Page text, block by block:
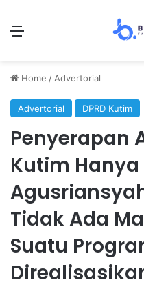
Menu
Home / Advertorial
Advertorial DPRD Kutim
Penyerapan
Kutim Hanya
Tidak Ada
Suatu